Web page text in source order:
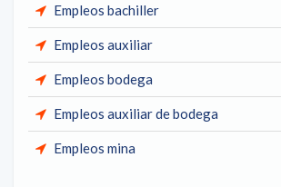
Empleos bachiller
Empleos auxiliar
Empleos bodega
Empleos auxiliar de bodega
Empleos mina